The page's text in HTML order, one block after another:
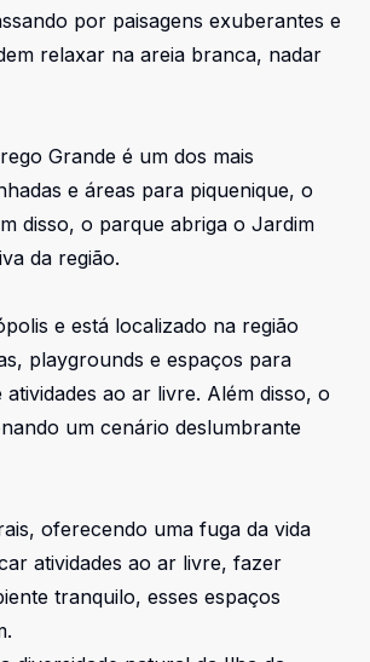
por paisagens exuberantes e
relaxar na areia branca, nadar
Grande é um dos mais
e áreas para piquenique, o
disso, o parque abriga o Jardim
da região.
e está localizado na região
playgrounds e espaços para
ao ar livre. Além disso, o
um cenário deslumbrante
oferecendo uma fuga da vida
atividades ao ar livre, fazer
tranquilo, esses espaços